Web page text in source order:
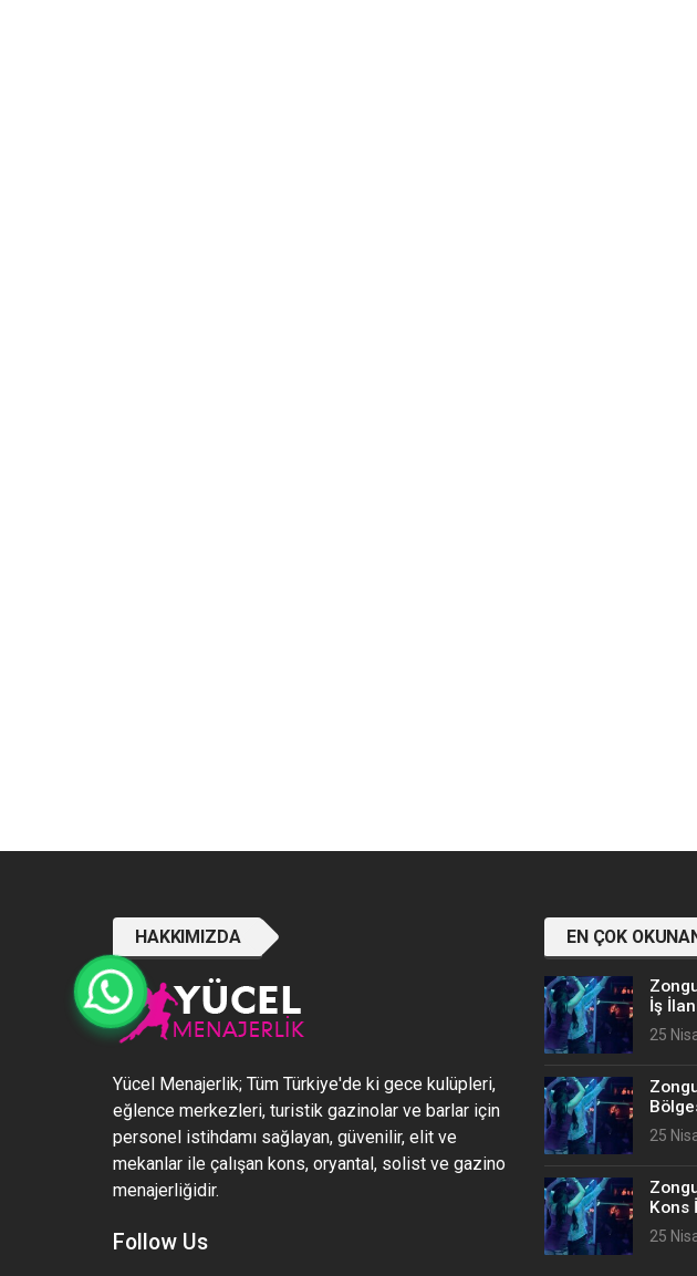
HAKKIMIZDA
Yücel Menajerlik; Tüm Türkiye'de ki gece kulüpleri,
eğlence merkezleri, turistik gazinolar ve barlar için
personel istihdamı sağlayan, güvenilir, elit ve
mekanlar ile çalışan kons, oryantal, solist ve gazino
menajerliğidir.
Follow Us
EN ÇOK
İş
25
25
Kons
25